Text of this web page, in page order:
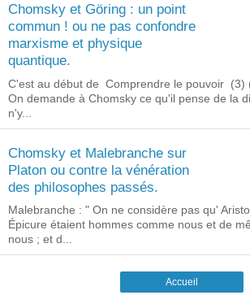
Chomsky et Göring : un point
commun ! ou ne pas confondre
marxisme et physique
quantique.
C'est au début de Comprendre le pouvoir (3)
On demande à Chomsky ce qu'il pense de la
n'y...
Chomsky et Malebranche sur
Platon ou contre la vénération
des philosophes passés.
Malebranche : " On ne considère pas qu'
Épicure étaient hommes comme nous et de
nous ; et d...
Accueil